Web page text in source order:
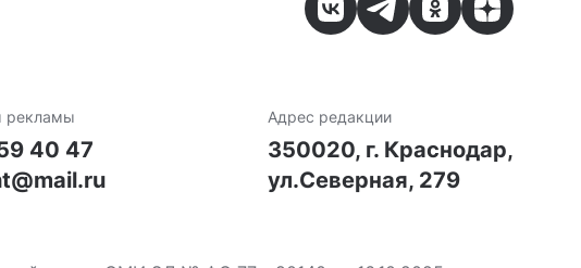
рекламы
40 47
Адрес редакции
350020, г. Краснодар,
ул.Северная, 279